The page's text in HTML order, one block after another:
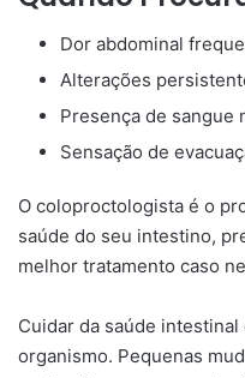
Dor abdominal
Alterações
Presença de sangue
Sensação de
O coloproctologista é o
saúde do seu intestino,
melhor tratamento caso
Cuidar da saúde
organismo. Pequenas